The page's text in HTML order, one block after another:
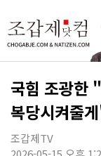
국힘 조광한
복당시켜줄
조갑제TV